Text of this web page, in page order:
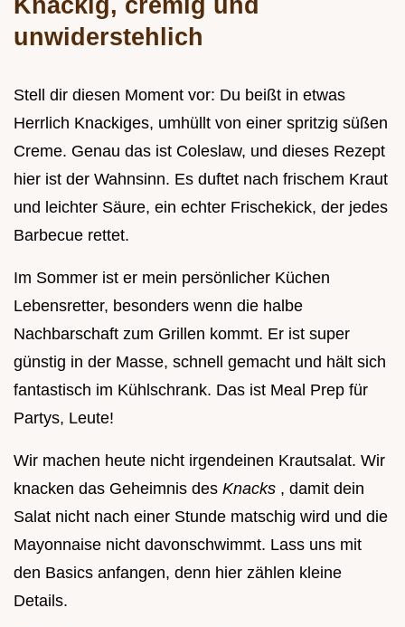
unwiderstehlich
Stell dir diesen Moment vor: Du beißt in etwas
Herrlich Knackiges, umhüllt von einer spritzig süßen
Creme. Genau das ist Coleslaw, und dieses Rezept
hier ist der Wahnsinn. Es duftet nach frischem Kraut
und leichter Säure, ein echter Frischekick, der jedes
Barbecue rettet.
Im Sommer ist er mein persönlicher Küchen
Lebensretter, besonders wenn die halbe
Nachbarschaft zum Grillen kommt. Er ist super
günstig in der Masse, schnell gemacht und hält sich
fantastisch im Kühlschrank. Das ist Meal Prep für
Partys, Leute!
Wir machen heute nicht irgendeinen Krautsalat. Wir
knacken das Geheimnis des Knacks , damit dein
Salat nicht nach einer Stunde matschig wird und die
Mayonnaise nicht davonschwimmt. Lass uns mit
den Basics anfangen, denn hier zählen kleine
Details.